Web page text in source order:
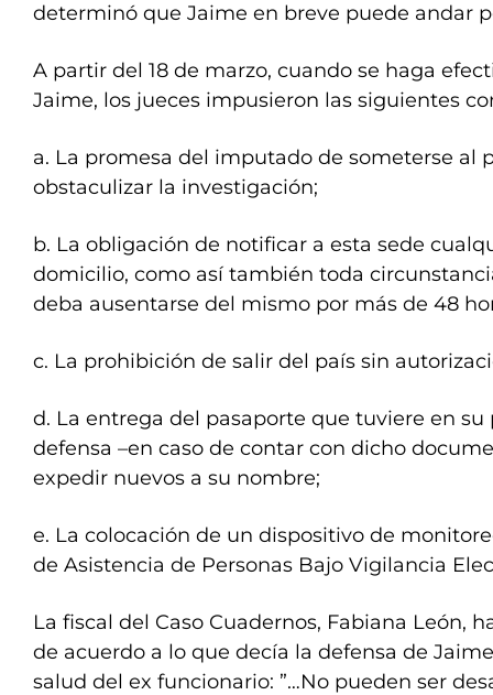
determinó que Jaime en breve puede andar
A partir del 18 de marzo, cuando se haga
Jaime, los jueces impusieron las siguientes
a. La promesa del imputado de someterse al
obstaculizar la investigación;
b. La obligación de notificar a esta sede
domicilio, como así también toda
deba ausentarse del mismo por más de 48
c. La prohibición de salir del país sin
d. La entrega del pasaporte que tuviere en su
defensa –en caso de contar con dicho
expedir nuevos a su nombre;
e. La colocación de un dispositivo de
de Asistencia de Personas Bajo Vigilancia
La fiscal del Caso Cuadernos, Fabiana León,
de acuerdo a lo que decía la defensa de
salud del ex funcionario: ”…No pueden ser